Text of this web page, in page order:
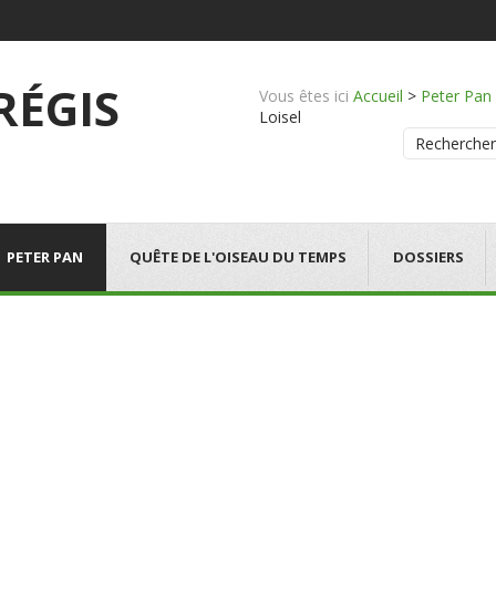
Vous êtes ici Accueil > Peter Pan
Loisel
Rechercher
PETER PAN QUÊTE DE L'OISEAU DU TEMPS DOSSIERS